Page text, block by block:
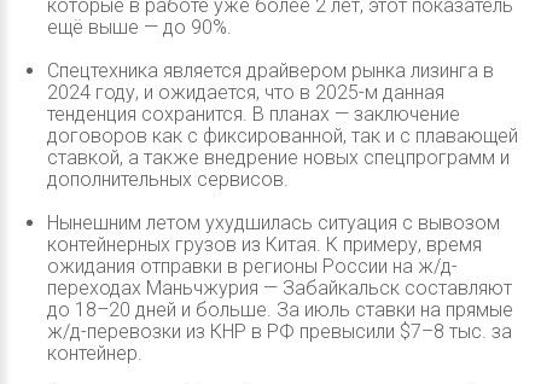
которые в работе уже более 2 лет, этот показатель
ещё выше — до 90%.
Спецтехника является драйвером рынка лизинга в
2024 году, и ожидается, что в 2025-м данная
тенденция сохранится. В планах — заключение
договоров как с фиксированной, так и с плавающей
ставкой, а также внедрение новых спецпрограмм и
дополнительных сервисов.
Нынешним летом ухудшилась ситуация с вывозом
контейнерных грузов из Китая. К примеру, время
ожидания отправки в регионы России на ж/д-
переходах Маньчжурия — Забайкальск составляют
до 18–20 дней и больше. За июль ставки на прямые
ж/д-перевозки из КНР в РФ превысили $7–8 тыс. за
контейнер.